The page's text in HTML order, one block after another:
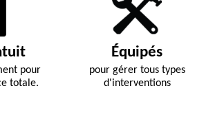
pour
totale.
Équipés
pour gérer tous types
d'interventions